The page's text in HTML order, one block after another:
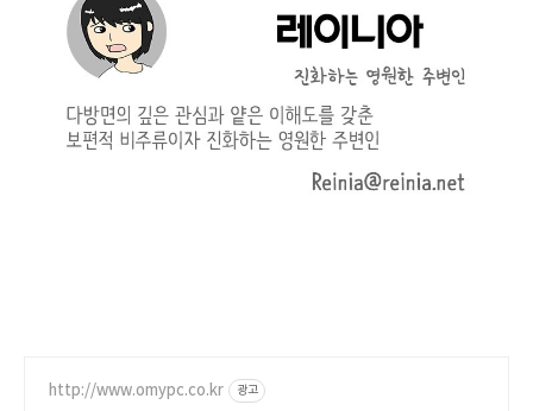
http://www.omypc.co.kr 광고